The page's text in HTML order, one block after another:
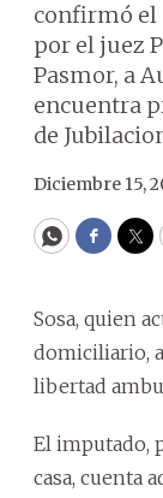
confirmó
por el juez
Pasmor, a
encuentra
de
Diciembre 15,
WhatsApp
Sosa, quien
domiciliario,
libertad
El imputado,
casa, cuenta